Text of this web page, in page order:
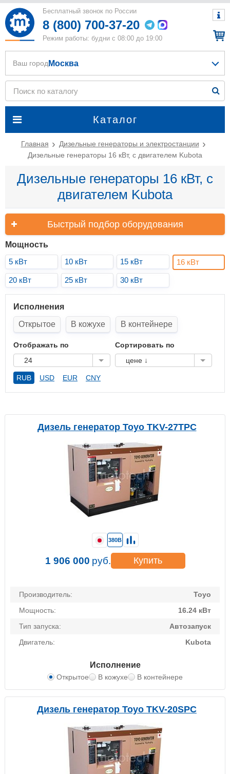
Бесплатный звонок по России
8 (800) 700-37-20
Режим работы: будни с 08:00 до 19:00
Каталог
Ваш город Москва
Главная
Дизельные генераторы и электростанции
Дизельные генераторы 16 кВт, с двигателем Kubota
Дизельные генераторы 16 кВт, с
двигателем Kubota
Быстрый подбор оборудования
Мощность
5 кВт
10 кВт 15 кВт 16 кВт
20 кВт 25 кВт 30 кВт
Исполнения
Открытое
В кожухе В контейнере
Отображать по
24
Сортировать по
цене ↓
RUB USD EUR CNY
Дизель генератор Toyo TKV-27TPC
Производитель:
Toyo
Мощность:
16.24 кВт
Тип запуска:
Автозапуск
Двигатель:
Kubota
Исполнение
Открытое В кожухе В контейнере
380В
1 906 000 руб. Купить
Дизель генератор Toyo TKV-20SPC